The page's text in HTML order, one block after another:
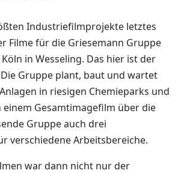
Industriefilmprojekte letztes
Filme für die Griesemann Gruppe
in Wesseling. Das hier ist der
Gruppe plant, baut und wartet
in riesigen Chemieparks und
Gesamtimagefilm über die
Gruppe auch drei
verschiedene Arbeitsbereiche.
war dann nicht nur der